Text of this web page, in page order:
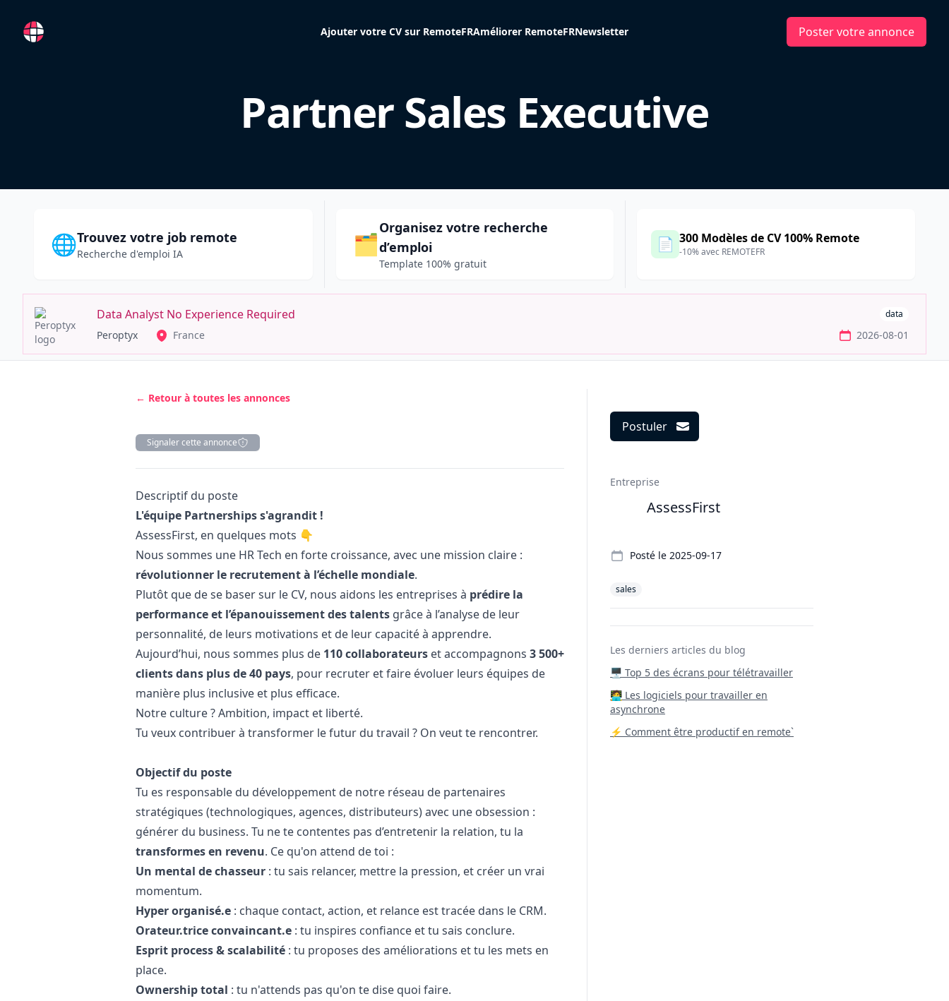
RemoteFR Ajouter votre CV sur RemoteFRAméliorer RemoteFRNewsletter Poster votre annonce
Partner Sales Executive
🌐Trouvez votre job remote
Recherche d'emploi IA 🗂️
Organisez votre recherche
d’emploi
Template 100% gratuit
📄 300 Modèles de CV 100% Remote
-10% avec REMOTEFR
Data Analyst No Experience Required data
Peroptyx France 2026-08-01
← Retour à toutes les annonces
Signaler cette annonce
Description
Descriptif du poste
L'équipe Partnerships s'agrandit !
AssessFirst, en quelques mots 👇
Nous sommes une HR Tech en forte croissance, avec une mission claire :
révolutionner le recrutement à l’échelle mondiale.
Plutôt que de se baser sur le CV, nous aidons les entreprises à prédire la
performance et l’épanouissement des talents grâce à l’analyse de leur
personnalité, de leurs motivations et de leur capacité à apprendre.
Aujourd’hui, nous sommes plus de 110 collaborateurs et accompagnons 3 500+
clients dans plus de 40 pays, pour recruter et faire évoluer leurs équipes de
manière plus inclusive et plus efficace.
Notre culture ? Ambition, impact et liberté.
Tu veux contribuer à transformer le futur du travail ? On veut te rencontrer.
Objectif du poste
Tu es responsable du développement de notre réseau de partenaires
stratégiques (technologiques, agences, distributeurs) avec une obsession :
générer du business. Tu ne te contentes pas d’entretenir la relation, tu la
transformes en revenu.️ Ce qu'on attend de toi :
Un mental de chasseur : tu sais relancer, mettre la pression, et créer un vrai
momentum.
Hyper organisé.e : chaque contact, action, et relance est tracée dans le CRM.
Orateur.trice convaincant.e : tu inspires confiance et tu sais conclure.
Esprit process & scalabilité : tu proposes des améliorations et tu les mets en
place.
Ownership total : tu n'attends pas qu'on te dise quoi faire.
Postuler
Entreprise
AssessFirst
Posté le 2025-09-17
sales
Les derniers articles du blog
🖥️ Top 5 des écrans pour télétravailler
‍🧑‍💻 Les logiciels pour travailler en
asynchrone
⚡ Comment être productif en remote`